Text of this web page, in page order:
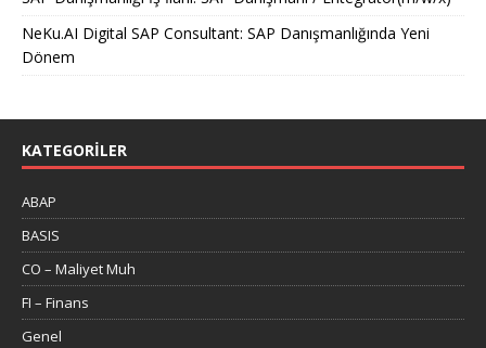
NeKu.AI Digital SAP Consultant: SAP Danışmanlığında Yeni
Dönem
KATEGORILER
ABAP
BASIS
CO – Maliyet Muh
FI – Finans
Genel